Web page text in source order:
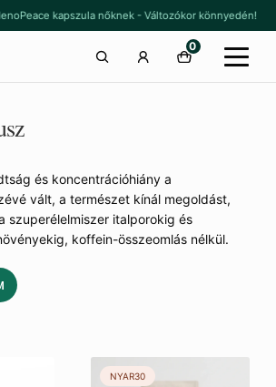
kapszula nőknek - Változókor könnyedén!
0
és koncentrációhiány a
vált, a természet kínál megoldást,
szuperélelmiszer italporokig és
koffein-összeomlás nélkül.